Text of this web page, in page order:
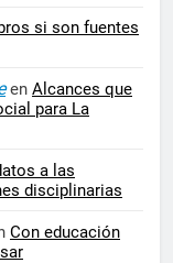
si son fuentes
en Alcances que
para La
a las
disciplinarias
Con educación